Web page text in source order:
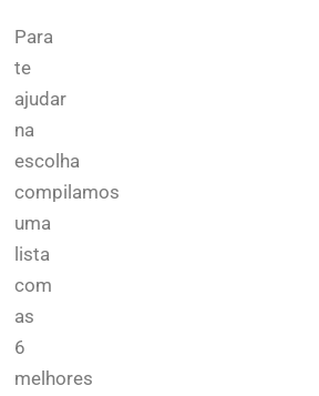
Para
te
ajudar
na
escolha
compilamos
uma
lista
com
as
6
melhores